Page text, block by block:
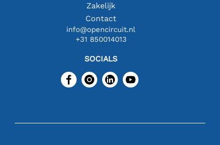
Zakelijk
Contact
info@opencircuit.nl
+31 850014013
SOCIALS